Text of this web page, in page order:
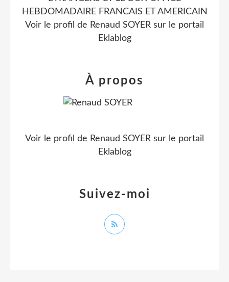
HEBDOMADAIRE FRANCAIS ET AMERICAIN
Voir le profil de Renaud SOYER sur le portail
Eklablog
Suivez-moi
À propos
Voir le profil de Renaud SOYER sur le portail
Eklablog